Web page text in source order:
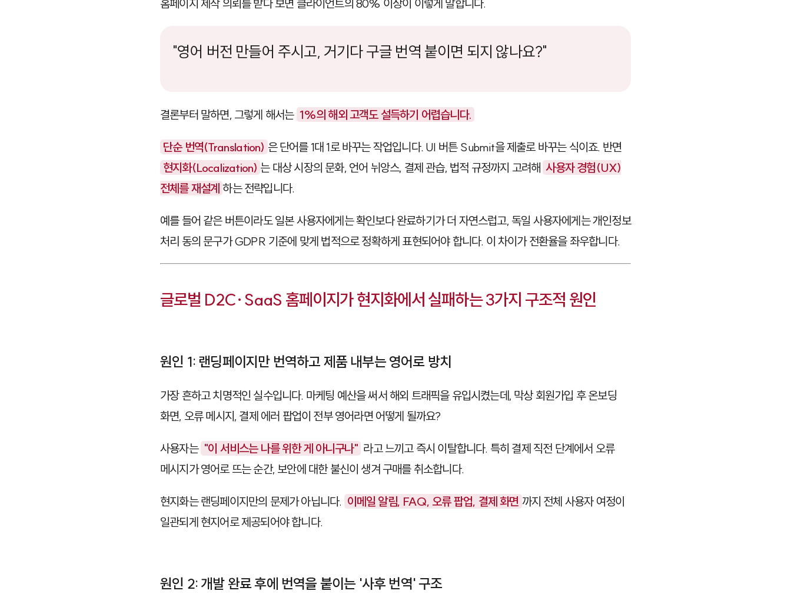
홈페이지 제작 의뢰를 받다 보면 클라이언트의 80% 이상이 이렇게 말합니다.
"영어 버전 만들어 주시고, 거기다 구글 번역 붙이면 되지 않나요?"
결론부터 말하면, 그렇게 해서는 1%의 해외 고객도 설득하기 어렵습니다.
단순 번역(Translation) 은 단어를 1대 1로 바꾸는 작업입니다. UI 버튼 Submit을제출로 바꾸는 식이죠. 반면
현지화(Localization) 는 대상 시장의 문화, 언어 뉘앙스, 결제 관습, 법적 규정까지 고려해 사용자 경험(UX)
전체를 재설계 하는 전략입니다.
예를 들어 같은 버튼이라도 일본 사용자에게는확인보다완료하기가 더 자연스럽고, 독일 사용자에게는 개인정보
처리 동의 문구가 GDPR 기준에 맞게 법적으로 정확하게 표현되어야 합니다. 이 차이가 전환율을 좌우합니다.
글로벌 D2C·SaaS 홈페이지가 현지화에서 실패하는 3가지 구조적 원인
원인 1: 랜딩페이지만 번역하고 제품 내부는 영어로 방치
가장 흔하고 치명적인 실수입니다. 마케팅 예산을 써서 해외 트래픽을 유입시켰는데, 막상 회원가입 후 온보딩
화면, 오류 메시지, 결제 에러 팝업이 전부 영어라면 어떻게 될까요?
사용자는 "이 서비스는 나를 위한 게 아니구나" 라고 느끼고 즉시 이탈합니다. 특히 결제 직전 단계에서 오류
메시지가 영어로 뜨는 순간, 보안에 대한 불신이 생겨 구매를 취소합니다.
현지화는 랜딩페이지만의 문제가 아닙니다. 이메일 알림, FAQ, 오류 팝업, 결제 화면 까지 전체 사용자 여정이
일관되게 현지어로 제공되어야 합니다.
원인 2: 개발 완료 후에 번역을 붙이는 '사후 번역' 구조